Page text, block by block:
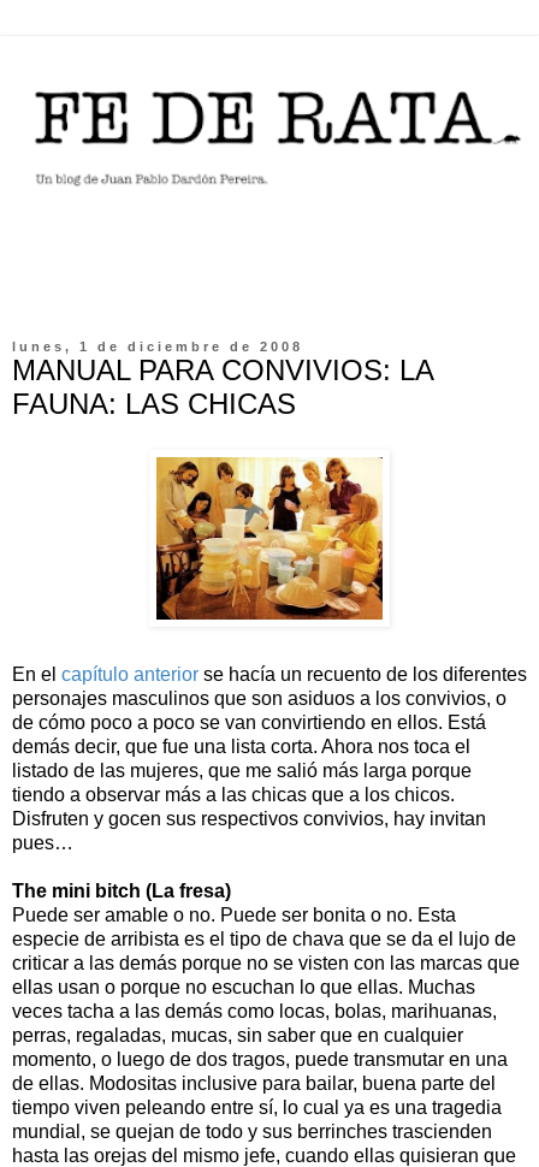
lunes, 1 de diciembre de 2008
MANUAL PARA CONVIVIOS: LA
FAUNA: LAS CHICAS
En el capítulo anterior se hacía un recuento de los diferentes
personajes masculinos que son asiduos a los convivios, o
de cómo poco a poco se van convirtiendo en ellos. Está
demás decir, que fue una lista corta. Ahora nos toca el
listado de las mujeres, que me salió más larga porque
tiendo a observar más a las chicas que a los chicos.
Disfruten y gocen sus respectivos convivios, hay invitan
pues…
The mini bitch (La fresa)
Puede ser amable o no. Puede ser bonita o no. Esta
especie de arribista es el tipo de chava que se da el lujo de
criticar a las demás porque no se visten con las marcas que
ellas usan o porque no escuchan lo que ellas. Muchas
veces tacha a las demás como locas, bolas, marihuanas,
perras, regaladas, mucas, sin saber que en cualquier
momento, o luego de dos tragos, puede transmutar en una
de ellas. Modositas inclusive para bailar, buena parte del
tiempo viven peleando entre sí, lo cual ya es una tragedia
mundial, se quejan de todo y sus berrinches trascienden
hasta las orejas del mismo jefe, cuando ellas quisieran que